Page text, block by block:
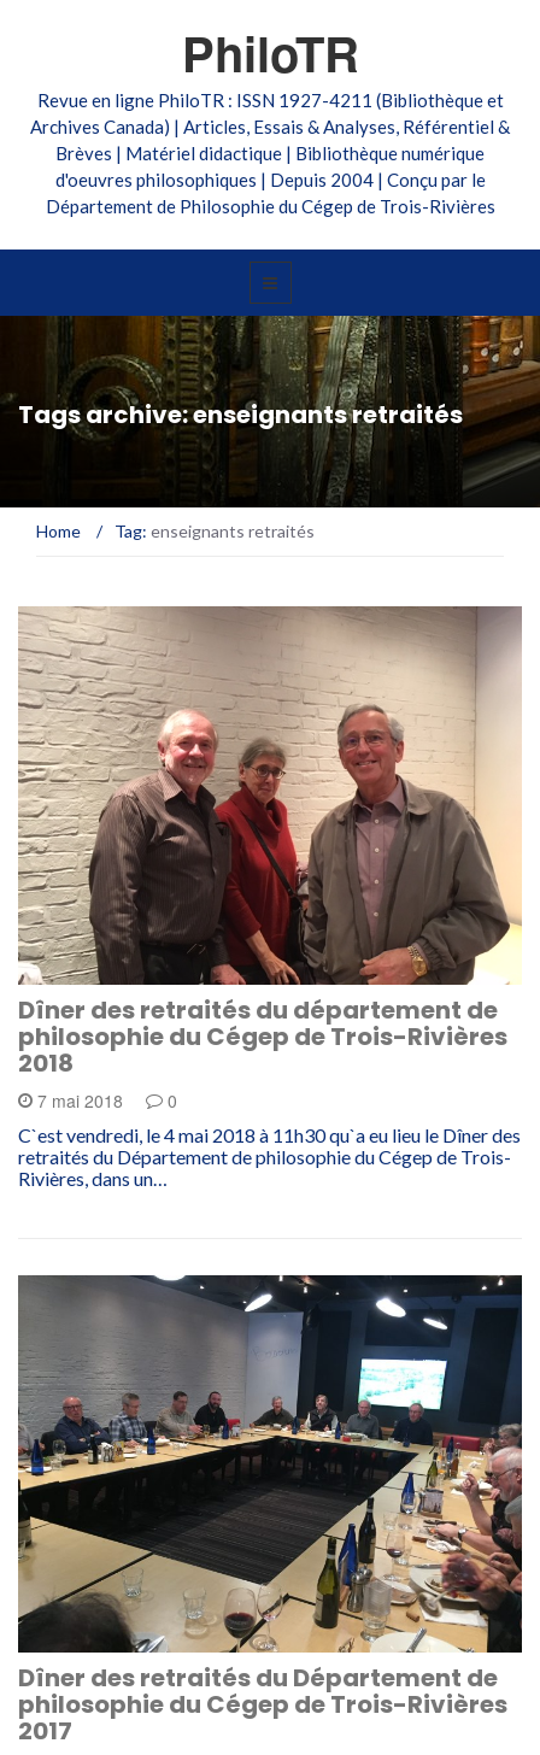
PhiloTR
Revue en ligne PhiloTR : ISSN 1927-4211 (Bibliothèque et
Archives Canada) | Articles, Essais & Analyses, Référentiel &
Brèves | Matériel didactique | Bibliothèque numérique
d'oeuvres philosophiques | Depuis 2004 | Conçu par le
Département de Philosophie du Cégep de Trois-Rivières
Tags archive: enseignants retraités
Home / Tag: enseignants retraités
Dîner des retraités du département de
philosophie du Cégep de Trois-Rivières
2018
7 mai 2018 0
C`est vendredi, le 4 mai 2018 à 11h30 qu`a eu lieu le Dîner des
retraités du Département de philosophie du Cégep de Trois-
Rivières, dans un…
Dîner des retraités du Département de
philosophie du Cégep de Trois-Rivières
2017